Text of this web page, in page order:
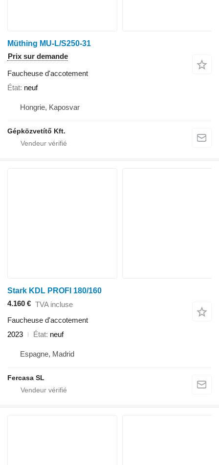
Müthing MU-L/S250-31
Prix sur demande
Faucheuse d'accotement
État neuf
Hongrie, Kaposvar
Gépközvetítő Kft.
Stark KDL PROFI 180/160
4.160 € TVA incluse
Faucheuse d'accotement
2023
État neuf
Espagne, Madrid
Fercasa SL